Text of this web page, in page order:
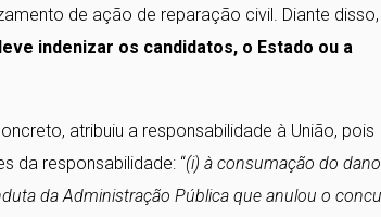
de ação de reparação civil. Diante disso,
indenizar os candidatos, o Estado ou a
atribuiu a responsabilidade à União, pois
da responsabilidade: “(i) à consumação do dano
da Administração Pública que anulou o